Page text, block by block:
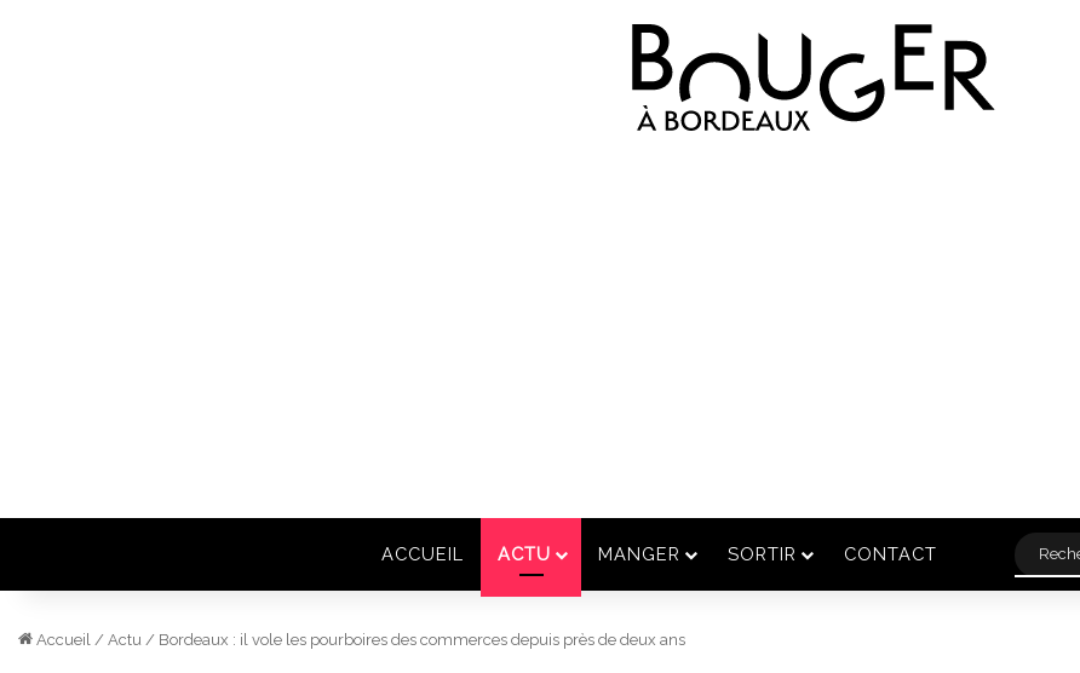
ACCUEIL ACTU MANGER SORTIR CONTACT
Accueil / Actu / Bordeaux : il vole les pourboires des commerces depuis près de deux ans